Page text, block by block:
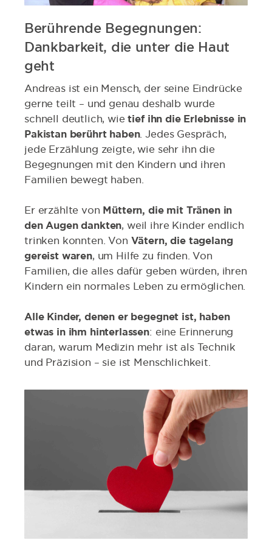
Berührende Begegnungen:
Dankbarkeit, die unter die Haut
geht
Andreas ist ein Mensch, der seine Eindrücke
gerne teilt – und genau deshalb wurde
schnell deutlich, wietief ihn die Erlebnisse in
Pakistan berührt haben. Jedes Gespräch,
jede Erzählung zeigte, wie sehr ihn die
Begegnungen mit den Kindern und ihren
Familien bewegt haben.
Er erzählte von Müttern, die mit Tränen in
den Augen dankten, weil ihre Kinder endlich
trinken konnten. Von Vätern, die tagelang
gereist waren, um Hilfe zu finden. Von
Familien, die alles dafür geben würden, ihren
Kindern ein normales Leben zu ermöglichen.
Alle Kinder, denen er begegnet ist, haben
etwas in ihm hinterlassen: eine Erinnerung
daran, warum Medizin mehr ist als Technik
und Präzision – sie ist Menschlichkeit.